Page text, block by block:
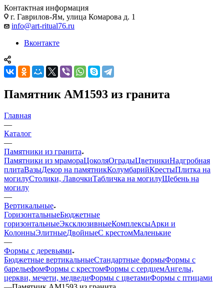
Контактная информация
г. Гаврилов-Ям, улица Комарова д. 1
info@art-ritual76.ru
Вконтакте
Памятник AM1593 из гранита
Главная
—
Каталог
—
Памятники из гранита
Памятники из мрамораЦоколяОградыЦветникиНадгробная
плитаВазыДекор на памятникКолумбарийКрестыПлитка на
могилуСтолики, ЛавочкиТабличка на могилуЩебень на
могилу
—
Вертикальные
ГоризонтальныеБюджетные
горизонтальныеЭксклюзивныеКомплексыАрки и
КолонныЭлитныеДвойныеС крестомМаленькие
—
Формы с деревьями
Бюджетные вертикальныеСтандартные формыФормы с
барельефомФормы с крестомФормы с сердцемАнгелы,
церкви, мечети, медведиФормы с цветамиФормы с птицами